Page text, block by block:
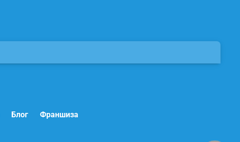
Блог Франшиза